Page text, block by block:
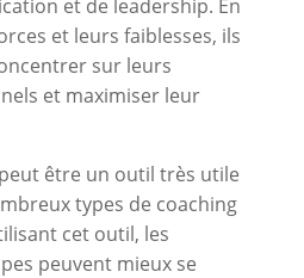
et de leadership. En
et leurs faiblesses, ils
sur leurs
et maximiser leur
être un outil très utile
types de coaching
cet outil, les
peuvent mieux se